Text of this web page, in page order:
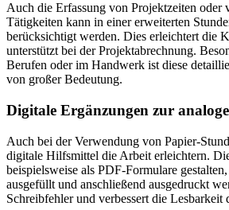
Auch die Erfassung von Projektzeiten oder
Tätigkeiten kann in einer erweiterten
berücksichtigt werden. Dies erleichtert die
unterstützt bei der Projektabrechnung.
Berufen oder im Handwerk ist diese
von großer Bedeutung.
Digitale Ergänzungen zur
Auch bei der Verwendung von Papier-
digitale Hilfsmittel die Arbeit erleichtern.
beispielsweise als PDF-Formulare
ausgefüllt und anschließend ausgedruckt
Schreibfehler und verbessert die Lesbarkeit